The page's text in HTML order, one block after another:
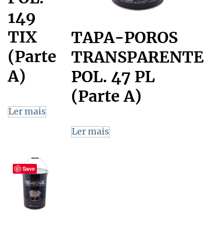
149
TIX
(Parte
A)
Ler mais
TAPA-POROS
TRANSPARENTE
POL. 47 PL
(Parte A)
Ler mais
Save